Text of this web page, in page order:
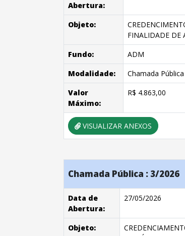
Abertura:
Objeto:
FINALIDADE DE
Fundo:
ADM
Modalidade:
Chamada Pública
Valor
Máximo:
R$ 4.863,00
VISUALIZAR ANEXOS
Chamada Pública : 3/2026
Data de
Abertura:
27/05/2026
Objeto: